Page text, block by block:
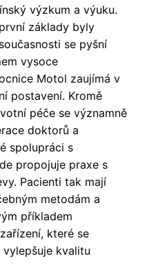
výzkum a výuku.
základy byly
se pyšní
vysoce
Motol zaujímá v
postavení. Kromě
péče se významně
doktorů a
spolupráci s
propojuje praxe s
Pacienti tak mají
metodám a
příkladem
které se
kvalitu